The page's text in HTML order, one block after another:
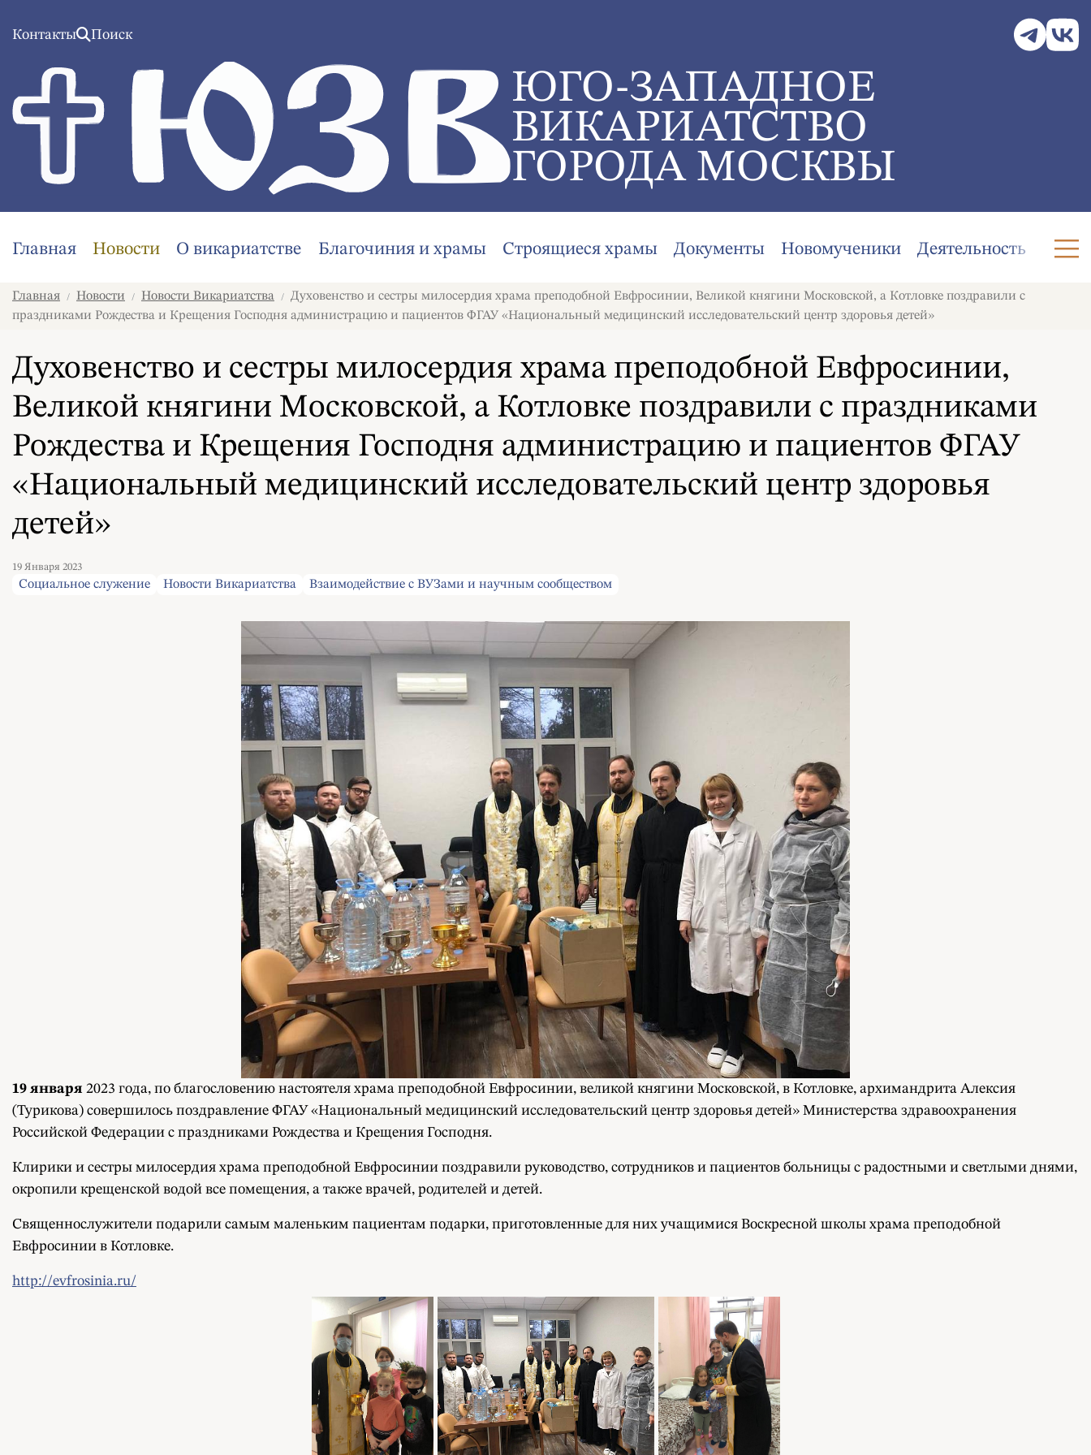
Контакты Поиск
ЮГО-ЗАПАДНОЕ
ВИКАРИАТСТВО
ГОРОДА МОСКВЫ
Главная Новости О викариатстве Благочиния и храмы Строящиеся храмы Документы Новомученики Деятельность
Главная / Новости / Новости Викариатства /
Духовенство и сестры милосердия храма преподобной Евфросинии, Великой княгини Московской, а Котловке поздравили с
праздниками Рождества и Крещения Господня администрацию и пациентов ФГАУ «Национальный медицинский исследовательский центр здоровья детей»
Духовенство и сестры милосердия храма преподобной Евфросинии,
Великой княгини Московской, а Котловке поздравили с праздниками
Рождества и Крещения Господня администрацию и пациентов ФГАУ
«Национальный медицинский исследовательский центр здоровья
детей»
19 Января 2023
Социальное служение Новости Викариатства Взаимодействие с ВУЗами и научным сообществом
19 января 2023 года, по благословению настоятеля храма преподобной Евфросинии, великой княгини Московской, в Котловке, архимандрита Алексия
(Турикова) совершилось поздравление ФГАУ «Национальный медицинский исследовательский центр здоровья детей» Министерства здравоохранения
Российской Федерации с праздниками Рождества и Крещения Господня.
Клирики и сестры милосердия храма преподобной Евфросинии поздравили руководство, сотрудников и пациентов больницы с радостными и светлыми днями,
окропили крещенской водой все помещения, а также врачей, родителей и детей.
Священнослужители подарили самым маленьким пациентам подарки, приготовленные для них учащимися Воскресной школы храма преподобной
Евфросинии в Котловке.
http://evfrosinia.ru/